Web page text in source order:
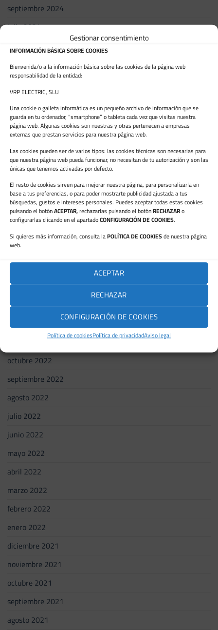
Gestionar consentimiento
INFORMACIÓN BÁSICA SOBRE COOKIES
Bienvenida/o a la información básica sobre las cookies de la página web
responsabilidad de la entidad:
VRP ELECTRIC, SLU
Una cookie o galleta informática es un pequeño archivo de información que se
guarda en tu ordenador, “smartphone” o tableta cada vez que visitas nuestra
página web. Algunas cookies son nuestras y otras pertenecen a empresas
externas que prestan servicios para nuestra página web.
Las cookies pueden ser de varios tipos: las cookies técnicas son necesarias para
que nuestra página web pueda funcionar, no necesitan de tu autorización y son las
únicas que tenemos activadas por defecto.
El resto de cookies sirven para mejorar nuestra página, para personalizarla en
base a tus preferencias, o para poder mostrarte publicidad ajustada a tus
búsquedas, gustos e intereses personales. Puedes aceptar todas estas cookies
pulsando el botónACEPTAR,rechazarlas pulsando el botónRECHAZARo
configurarlas clicando en el apartadoCONFIGURACIÓN DE COOKIES.
Si quieres más información, consulta laPOLÍTICA DE COOKIESde nuestra página
web.
ACEPTAR
RECHAZAR
CONFIGURACIÓN DE COOKIES
Política de cookiesPolítica de privacidadAviso legal
septiembre 2024
julio 2024
junio 2024
mayo 2024
abril 2024
enero 2024
noviembre 2023
octubre 2023
septiembre 2023
agosto 2023
julio 2023
junio 2023
mayo 2023
marzo 2023
febrero 2023
enero 2023
diciembre 2022
noviembre 2022
octubre 2022
septiembre 2022
agosto 2022
julio 2022
junio 2022
mayo 2022
abril 2022
marzo 2022
febrero 2022
enero 2022
diciembre 2021
noviembre 2021
octubre 2021
septiembre 2021
agosto 2021